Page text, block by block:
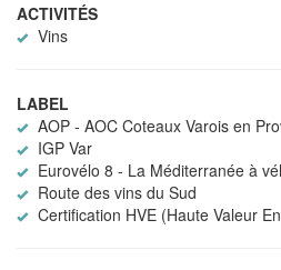
ACTIVITÉS
Vins
LABEL
AOP - AOC Coteaux Varois en
IGP Var
Eurovélo 8 - La Méditerranée à
Route des vins du Sud
Certification HVE (Haute Valeur